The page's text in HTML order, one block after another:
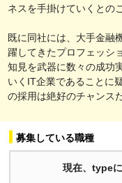
ネスを手掛けていくとの
既に同社には、大手金融
躍してきたプロフェッシ
知見を武器に数々の成功
いくIT企業であることに
の採用は絶好のチャンス
募集している職種
現在、type